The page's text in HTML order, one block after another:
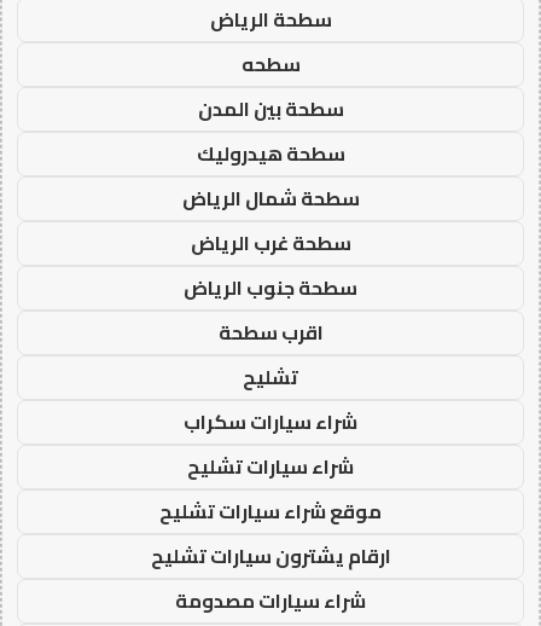
سطحة الرياض
سطحه
سطحة بين المدن
سطحة هيدروليك
سطحة شمال الرياض
سطحة غرب الرياض
سطحة جنوب الرياض
اقرب سطحة
تشليح
شراء سيارات سكراب
شراء سيارات تشليح
موقع شراء سيارات تشليح
ارقام يشترون سيارات تشليح
شراء سيارات مصدومة